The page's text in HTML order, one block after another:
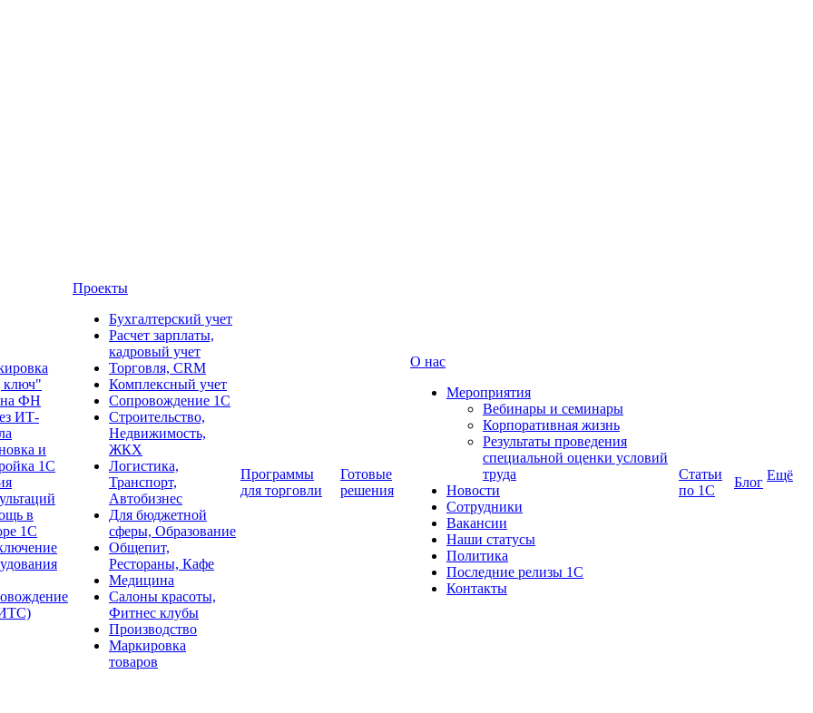
ключ"
ФН
ИТ-
и
1С
в
1С
Проекты
Бухгалтерский учет
Расчет зарплаты,
кадровый учет
Торговля, CRM
Комплексный учет
Сопровождение 1С
Строительство,
Недвижимость,
ЖКХ
Логистика,
Транспорт,
Автобизнес
Для бюджетной
сферы, Образование
Общепит,
Рестораны, Кафе
Медицина
Салоны красоты,
Фитнес клубы
Производство
Маркировка
товаров
Программы
для торговли
Готовые
решения
О нас
Мероприятия
Вебинары и семинары
Корпоративная жизнь
Результаты проведения
специальной оценки условий
труда
Новости
Сотрудники
Вакансии
Наши статусы
Политика
Последние релизы 1C
Контакты
Статьи
по 1С
Блог Ещё